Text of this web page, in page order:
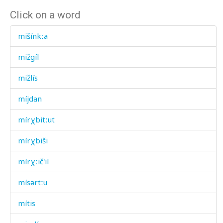
Click on a word
mišínkːa
mižgíl
mižlís
míjdan
mírχbitːut
mírχbiši
mírχːič'il
mísərtːu
mítis